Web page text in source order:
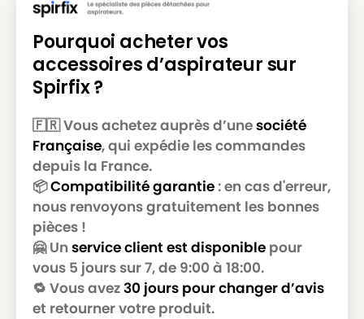
Pourquoi acheter vos
accessoires d’aspirateur sur
Spirfix ?
🇫🇷 Vous achetez auprès d’unesociété
Française, qui expédie les commandes
depuis la France.
📦Compatibilité garantie: en cas d'erreur,
nous renvoyons gratuitement les bonnes
pièces !
🤗 Un service client est disponible pour
vous 5 jours sur 7, de 9:00 à 18:00.
🔁 Vous avez30 jours pour changer d’avis
et retourner votre produit.